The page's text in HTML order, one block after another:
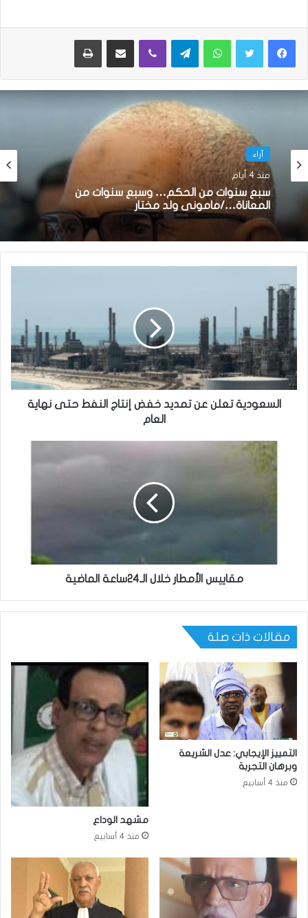
واتساب تيلقرام ڤايبر مشاركة عبر البريد طباعة
آراء
منذ 4 أيام
سبع سنوات من الحكم… وسبع سنوات من
المعاناة…/مامونى ولد مختار
السعودية تعلن عن تمديد خفض إنتاج النفط حتى نهاية
العام
مقاييس الأمطار خلال الـ24ساعة الماضية
مقالات ذات صلة
التمييز الإيجابي: عدل الشريعة
وبرهان التجربة
منذ 4 أسابيع
مشهد الوداع
منذ 4 أسابيع